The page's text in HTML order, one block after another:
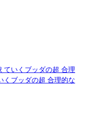
ていくブッダの超 合理
くブッダの超 合理的な